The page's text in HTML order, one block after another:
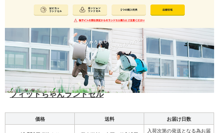
フィットちゃんランドセル
価格 送料 お届け日数
入荷次第の発送となる為お届